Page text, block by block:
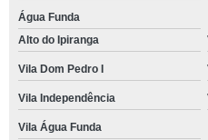
Água Funda
Alto do Ipiranga
Vila Dom Pedro I
Vila Independência
Vila Água Funda